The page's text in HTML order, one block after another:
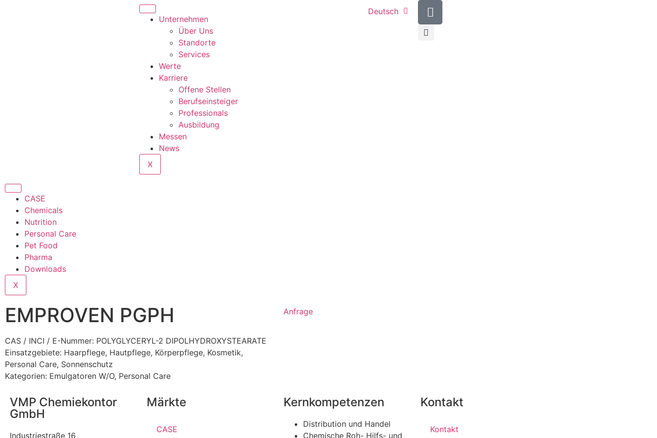
Unternehmen
Über Uns
Standorte
Services
Werte
Karriere
Offene Stellen
Berufseinsteiger
Professionals
Ausbildung
Messen
News
X
Deutsch
CASE
Chemicals
Nutrition
Personal Care
Pet Food
Pharma
Downloads
X
EMPROVEN PGPH
CAS / INCI / E-Nummer: POLYGLYCERYL-2 DIPOLHYDROXYSTEARATE
Einsatzgebiete: Haarpflege, Hautpflege, Körperpflege, Kosmetik,
Personal Care, Sonnenschutz
Kategorien: Emulgatoren W/O, Personal Care
Anfrage
VMP Chemiekontor
GmbH
Industriestraße 16
Märkte
CASE
Kernkompetenzen
Distribution und Handel
Chemische Roh- Hilfs- und
Kontakt
Kontakt